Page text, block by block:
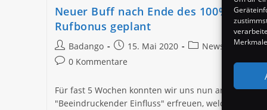
Neuer Buff nach Ende des 100%
Rufbonus geplant
Beitrags-
Autor:
Badango
Beitrag
veröffentlicht:
15. Mai 2020
Beitrags-
News
Beitrags-
0 Kommentare
Für fast 5 Wochen konnten wir uns nun an dem Buff
"Beeindruckender Einfluss" erfreuen, welcher uns